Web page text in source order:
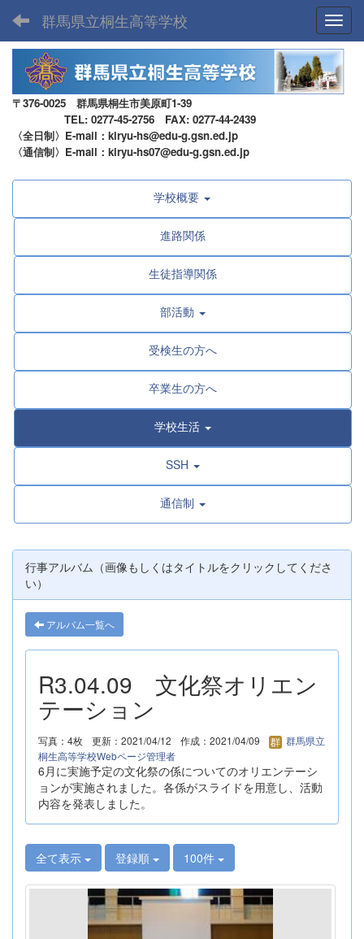
群馬県立桐生高等学校
〒376-0025 群馬県桐生市美原町1-39
TEL: 0277-45-2756 FAX: 0277-44-2439
〈全日制〉E-mail：kiryu-hs@edu-g.gsn.ed.jp
〈通信制〉E-mail：kiryu-hs07@edu-g.gsn.ed.jp
学校概要
進路関係
生徒指導関係
部活動
受検生の方へ
卒業生の方へ
学校生活
SSH
通信制
行事アルバム（画像もしくはタイトルをクリックしてくださ
い）
アルバム一覧へ
R3.04.09 文化祭オリエン
テーション
写真：4枚 更新：2021/04/12 作成：2021/04/09
群馬県立
桐生高等学校Webページ管理者
6月に実施予定の文化祭の係についてのオリエンテーシ
ョンが実施されました。各係がスライドを用意し、活動
内容を発表しました。
全て表示 登録順 100件